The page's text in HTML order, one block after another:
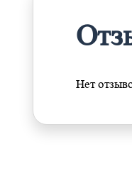
Нет